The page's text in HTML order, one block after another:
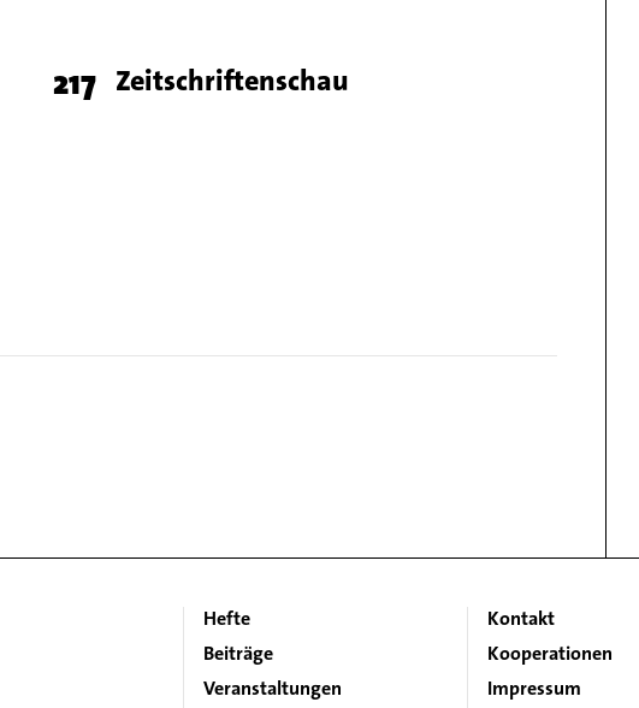
Page
217 Titel
Zeitschriftenschau
Main
navigation
Hefte
Beiträge
Veranstaltungen
Footer
Kontakt
Kooperationen
Impressum